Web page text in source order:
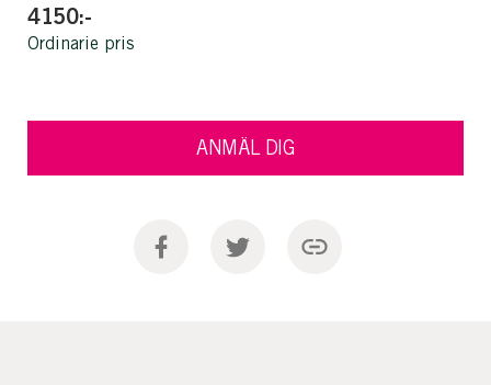
4150:-
Ordinarie pris
ANMÄL DIG